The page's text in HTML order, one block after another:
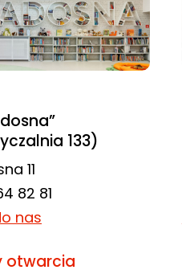
133)
11
82 81
nas
otwarcia